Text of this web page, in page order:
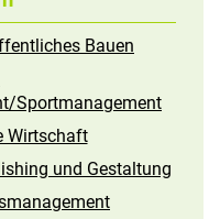
Bauen
Sportmanagement
Wirtschaft
und Gestaltung